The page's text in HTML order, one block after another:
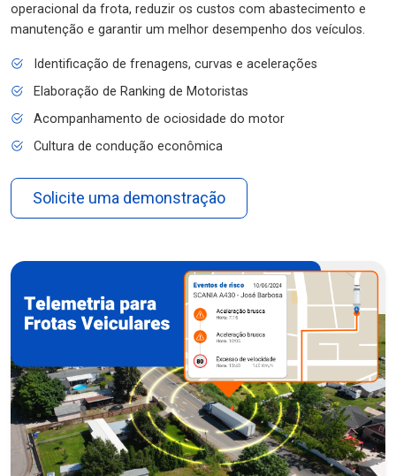
operacional da frota, reduzir os custos com abastecimento e
manutenção e garantir um melhor desempenho dos veículos.
Identificação de frenagens, curvas e acelerações
Elaboração de Ranking de Motoristas
Acompanhamento de ociosidade do motor
Cultura de condução econômica
Solicite uma demonstração